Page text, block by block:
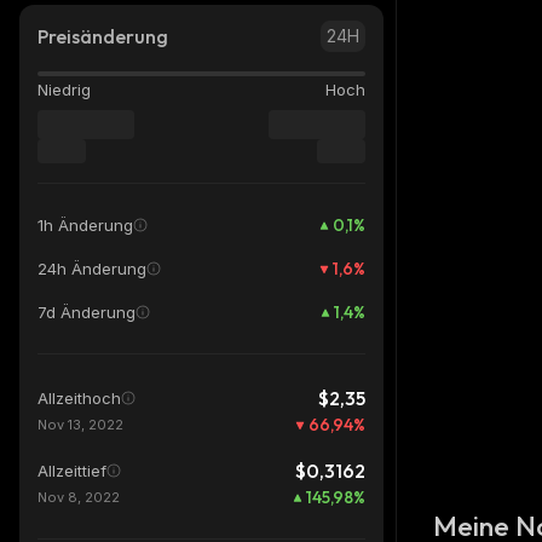
Preisänderung 24H
Niedrig Hoch
1h Änderung 0,1%
24h Änderung 1,6%
7d Änderung 1,4%
Allzeithoch $2,35
Nov 13, 2022 66,94%
Allzeittief $0,3162
Nov 8, 2022 145,98%
Meine